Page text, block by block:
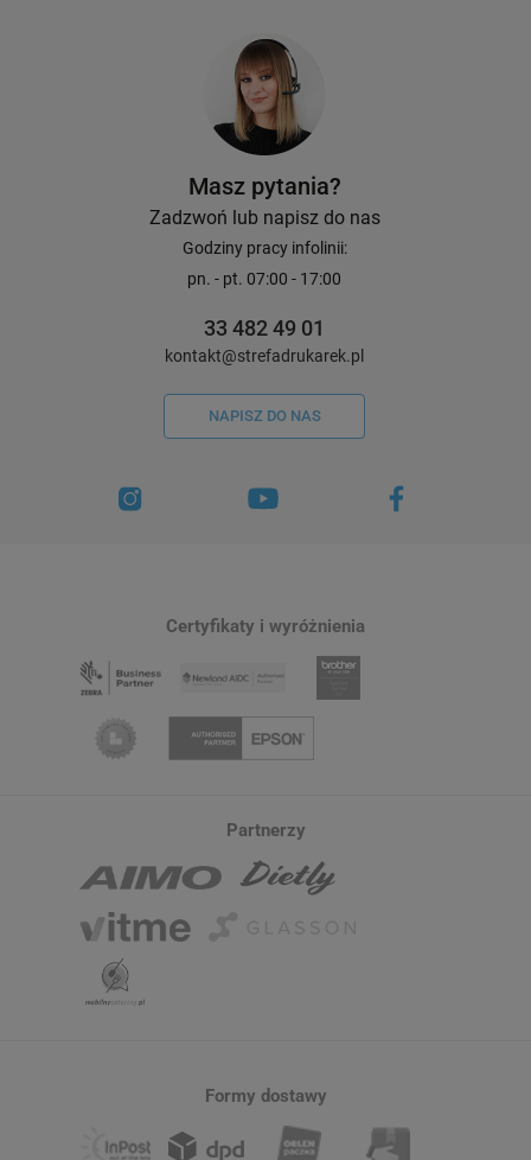
Masz pytania?
Zadzwoń lub napisz do nas
Godziny pracy infolinii:
pn. - pt. 07:00 - 17:00
33 482 49 01
kontakt@strefadrukarek.pl
NAPISZ DO NAS
Certyfikaty i wyróżnienia
Partnerzy
Formy dostawy